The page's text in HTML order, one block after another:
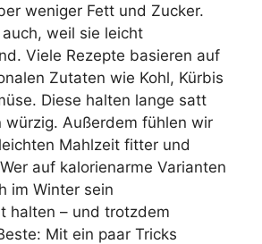
weniger Fett und Zucker.
weil sie leicht
Viele Rezepte basieren auf
Zutaten wie Kohl, Kürbis
Diese halten lange satt
würzig. Außerdem fühlen wir
Mahlzeit fitter und
auf kalorienarme Varianten
im Winter sein
halten – und trotzdem
Mit ein paar Tricks